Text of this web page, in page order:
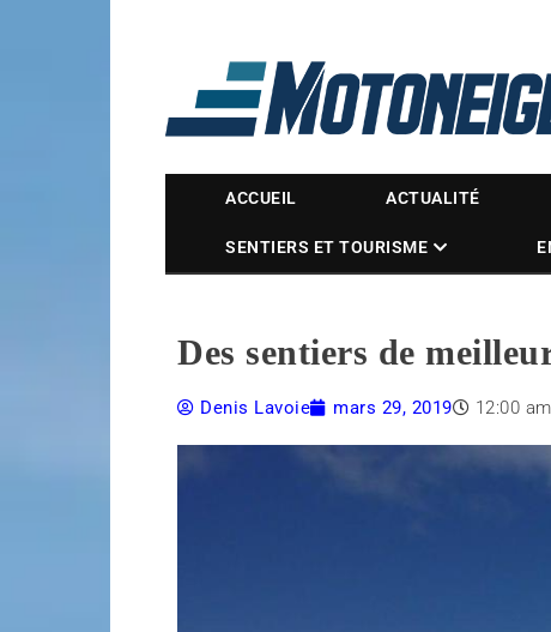
Magazine
ACCUEIL ACTUALITÉ
SENTIERS ET TOURISME
Des sentiers de
Denis Lavoie mars 29, 2019 12:00 am